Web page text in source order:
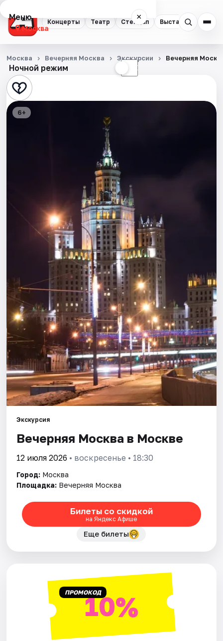
Концерты Театр Стендап Выставки
Меню ×
Москва
Концерты
Театр
Стендап
Артисты
Рейтинги
Ночной режим ☾
Москва Вечерняя Москва Экскурсии Вечерняя
6+
Экскурсия
Вечерняя Москва в Москве
12 июля 2026 • воскресенье • 18:30
Город: Москва
Площадка: Вечерняя Москва
Билеты со скидкой
на Яндекс Афише
Еще билеты
ПРОМОКОД10%